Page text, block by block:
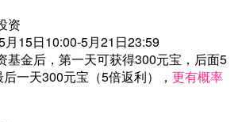
资
15日10:00-5月21日23:59
基金后，第一天可获得300元宝，后面5
一天300元宝（5倍返利）， 更有概率